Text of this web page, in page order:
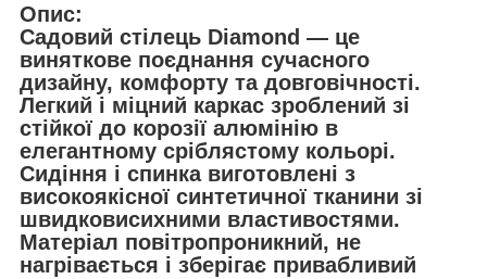
Опис:
Садовий стілець Diamond — це
виняткове поєднання сучасного
дизайну, комфорту та довговічності.
Легкий і міцний каркас зроблений зі
стійкої до корозії алюмінію в
елегантному сріблястому кольорі.
Сидіння і спинка виготовлені з
високоякісної синтетичної тканини зі
швидковисихними властивостями.
Матеріал повітропроникний, не
нагрівається і зберігає привабливий